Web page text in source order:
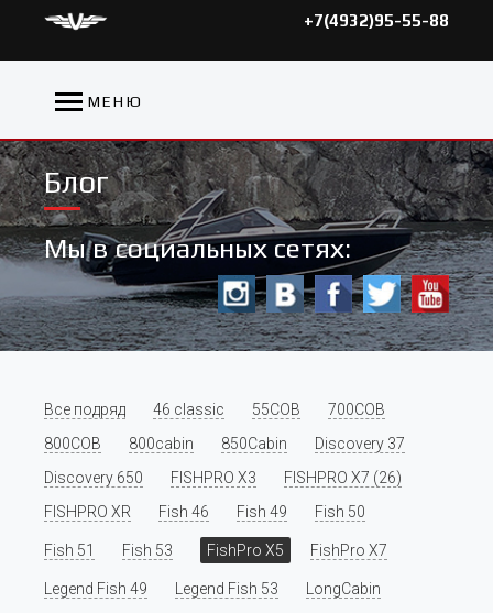
+7(4932)95-55-88
МЕНЮ
Блог
Мы в социальных сетях:
Все подряд 46 classic 55COB
700COB
800COB
800cabin 850Cabin
Discovery 37
Discovery 650
FISHPRO X3
FISHPRO X7 (26)
FISHPRO XR
Fish 46 Fish 49 Fish 50
Fish 51 Fish 53 FishPro X5 FishPro X7
Legend Fish 49 Legend Fish 53
LongCabin